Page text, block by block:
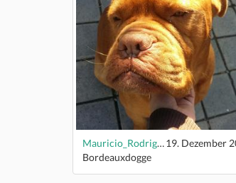
Mauricio_Rodriguez
Bordeauxdogge